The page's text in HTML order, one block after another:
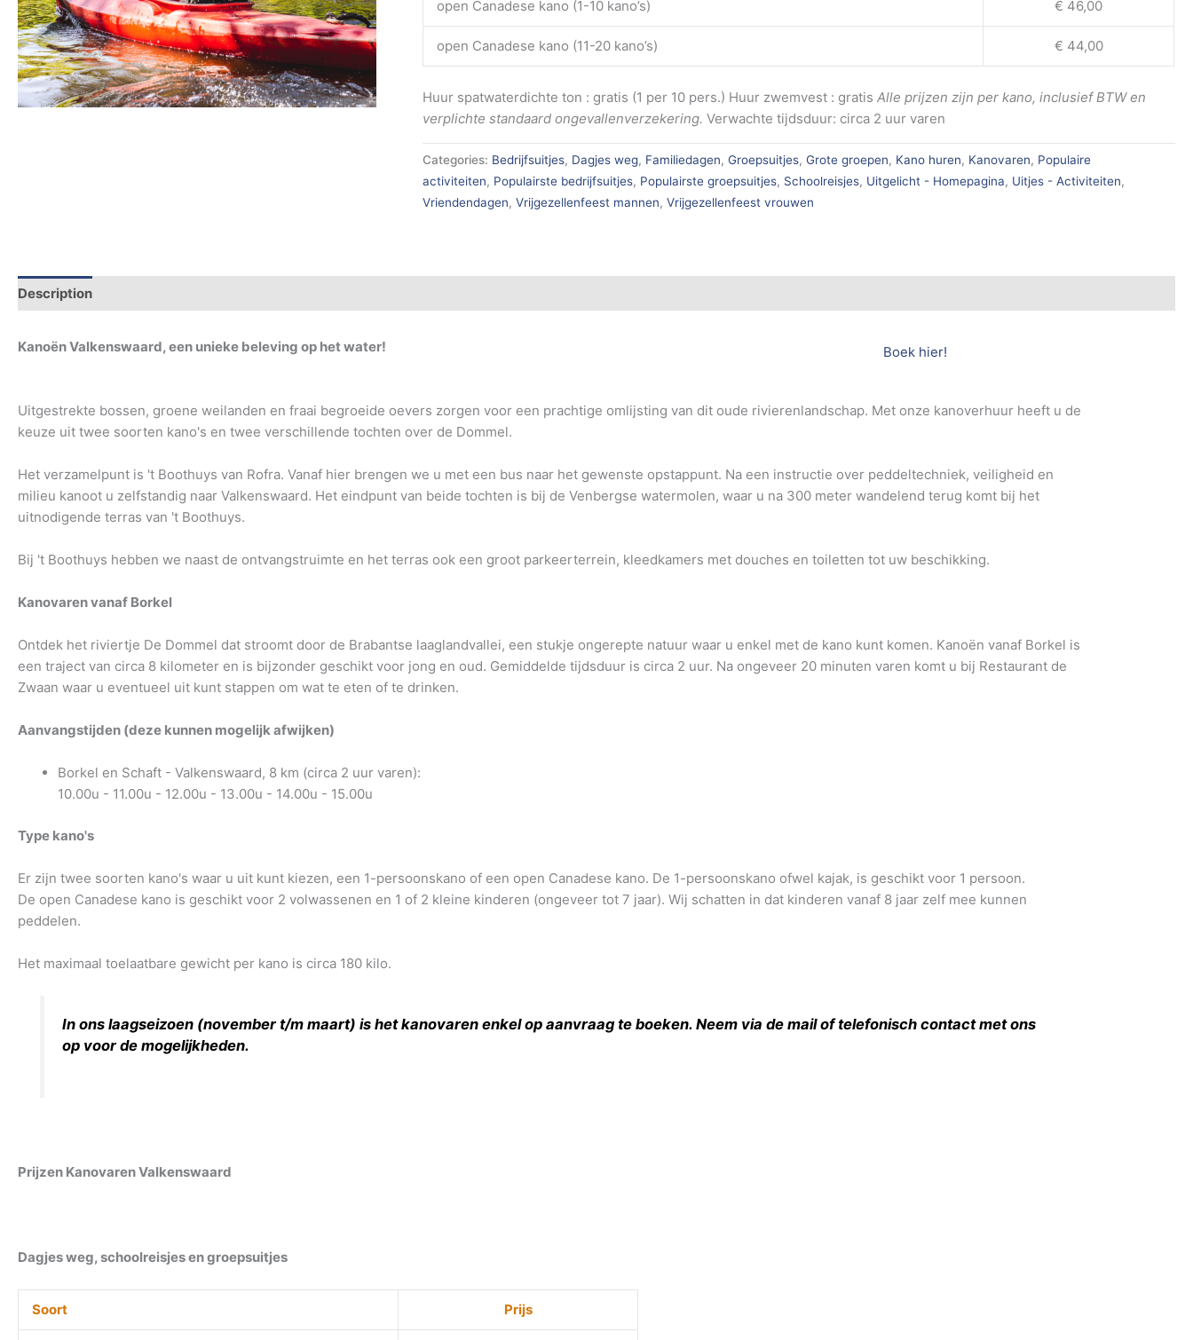
open Canadese kano (1-10 kano’s) € 46,00
open Canadese kano (11-20 kano’s) € 44,00
Huur spatwaterdichte ton : gratis (1 per 10 pers.) Huur zwemvest : gratisAlle prijzen zijn per kano, inclusief BTW en
verplichte standaard ongevallenverzekering. Verwachte tijdsduur: circa 2 uur varen
Categories: Bedrijfsuitjes, Dagjes weg, Familiedagen,Groepsuitjes,Grote groepen, Kano huren, Kanovaren, Populaire
activiteiten, Populairste bedrijfsuitjes, Populairste groepsuitjes, Schoolreisjes, Uitgelicht - Homepagina, Uitjes - Activiteiten,
Vriendendagen,Vrijgezellenfeest mannen,Vrijgezellenfeest vrouwen
Description
Boek hier!
Kanoën Valkenswaard, een unieke beleving op het water!
Uitgestrekte bossen, groene weilanden en fraai begroeide oevers zorgen voor een prachtige omlijsting van dit oude rivierenlandschap. Met onze kanoverhuur heeft u de
keuze uit twee soorten kano's en twee verschillende tochten over de Dommel.
Het verzamelpunt is 't Boothuys van Rofra. Vanaf hier brengen we u met een bus naar het gewenste opstappunt. Na een instructie over peddeltechniek, veiligheid en
milieu kanoot u zelfstandig naar Valkenswaard. Het eindpunt van beide tochten is bij de Venbergse watermolen, waar u na 300 meter wandelend terug komt bij het
uitnodigende terras van 't Boothuys.
Bij 't Boothuys hebben we naast de ontvangstruimte en het terras ook een groot parkeerterrein, kleedkamers met douches en toiletten tot uw beschikking.
Kanovaren vanaf Borkel
Ontdek het riviertje De Dommel dat stroomt door de Brabantse laaglandvallei, een stukje ongerepte natuur waar u enkel met de kano kunt komen. Kanoën vanaf Borkel is
een traject van circa 8 kilometer en is bijzonder geschikt voor jong en oud. Gemiddelde tijdsduur is circa 2 uur. Na ongeveer 20 minuten varen komt u bij Restaurant de
Zwaan waar u eventueel uit kunt stappen om wat te eten of te drinken.
Aanvangstijden (deze kunnen mogelijk afwijken)
Borkel en Schaft - Valkenswaard, 8 km (circa 2 uur varen):
10.00u - 11.00u - 12.00u - 13.00u - 14.00u - 15.00u
Type kano's
Er zijn twee soorten kano's waar u uit kunt kiezen, een 1-persoonskano of een open Canadese kano. De 1-persoonskano ofwel kajak, is geschikt voor 1 persoon.
De open Canadese kano is geschikt voor 2 volwassenen en 1 of 2 kleine kinderen (ongeveer tot 7 jaar). Wij schatten in dat kinderen vanaf 8 jaar zelf mee kunnen
peddelen.
Het maximaal toelaatbare gewicht per kano is circa 180 kilo.
In ons laagseizoen (november t/m maart) is het kanovaren enkel op aanvraag te boeken. Neem via de mail of telefonisch contact met ons
op voor de mogelijkheden.
Prijzen Kanovaren Valkenswaard
Dagjes weg, schoolreisjes en groepsuitjes
Soort Prijs